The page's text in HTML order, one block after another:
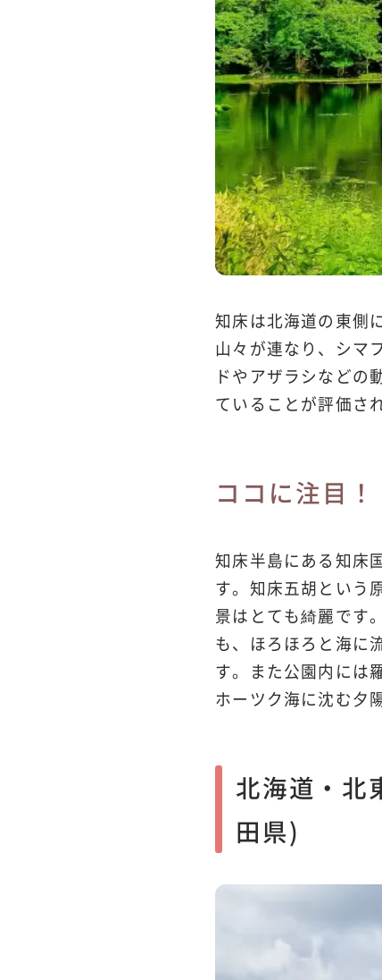
知床は北海道の東側
山々が連なり、シマ
ドやアザラシなどの
ていることが評価さ
ココに注目！
知床半島にある知床
す。知床五胡という
景はとても綺麗です
も、ほろほろと海に
す。また公園内には
ホーツク海に沈む夕
北海道・
田県)